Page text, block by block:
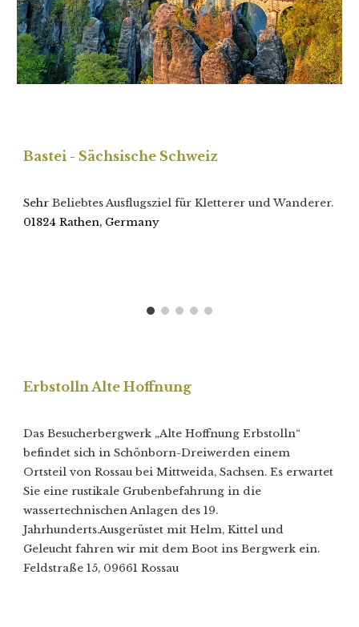
Bastei - Sächsische Schweiz
SehrBeliebtes Ausflugsziel für Kletterer und Wanderer.
01824 Rathen, Germany
Erbstolln Alte Hoffnung
Das Besucherbergwerk „Alte Hoffnung Erbstolln“
befindet sich in Schönborn-Dreiwerden einem
Ortsteil von Rossau bei Mittweida, Sachsen. Es erwartet
Sie eine rustikale Grubenbefahrung in die
wassertechnischen Anlagen des 19.
Jahrhunderts.Ausgerüstet mit Helm, Kittel und
Geleucht fahren wir mit dem Boot ins Bergwerk ein.
Feldstraße 15, 09661 Rossau